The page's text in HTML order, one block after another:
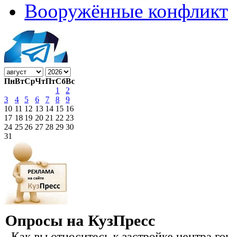
Вооружённые
ПнВтСрЧтПтСбВс
1
2
3
4 5 6 7 8
9
10 11 12 13 14 15 16
17 18 19 20 21 22 23
24 25 26 27 28 29 30
31
Опросы на КузПресс